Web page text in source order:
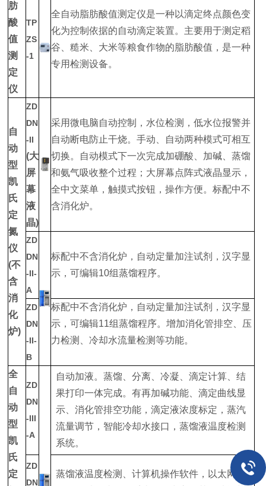
肪
酸
值
测
定
仪
TP
ZS
-1
全自动脂肪酸值测定仪是一种以滴定终点颜色变
化为控制依据的自动滴定装置。主要用于测定稻
谷、糙米、大米等粮食作物的脂肪酸值，是一种
专用检测设备。
自
动
型
凯
氏
定
氮
仪
(不
含
消
化
炉)
ZD
DN
-II
(大
屏
幕
液
晶)
采用微电脑自动控制，水位检测，低水位报警并
自动断电防止干烧。手动、自动两种模式可相互
切换。自动模式下一次完成加硼酸、加碱、蒸馏
和氨气吸收整个过程；大屏幕点阵式液晶显示，
全中文菜单，触摸式按钮，操作方便。标配中不
含消化炉。
ZD
DN
-II-
A
标配中不含消化炉，自动定量加注试剂，汉字显
示，可编辑10组蒸馏程序。
ZD
DN
-II-
B
标配中不含消化炉，自动定量加注试剂，汉字显
示，可编辑11组蒸馏程序。增加消化管排空、压
力检测、冷却水流量检测等功能。
全
自
动
型
凯
氏
定
ZD
DN
-III
-A
自动加液。蒸馏、分离、冷凝、滴定计算、结
果打印一体完成。有再加碱功能、滴定曲线显
示、消化管排空功能，滴定液浓度标定，蒸汽
流量调节，智能冷却水接口，蒸馏液温度检测
系统。
ZD
DN
蒸馏液温度检测、计算机操作软件，以太网